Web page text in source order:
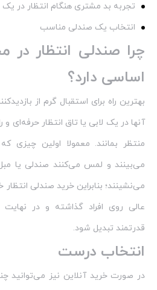
تجربه بد مشتری هنگام انتظار در
انتخاب یک صندلی مناسب
چرا صندلی انتظار
اساسی دارد؟
بهترین راه برای استقبال گرم از
آنها در یک لابی یا تاق انتظار حرفه‌ای
منتظر بمانند. معمولا اولین چیزی
می‌بینند و لمس می‌کنند صندلی یا
می‌نشینند؛ بنابراین خرید صندلی
عالی روی افراد گذاشته و در نهایت
قدرتمند تبدیل شود.
انتخاب درست
در صورت خرید آنلاین نیز می‌توانید